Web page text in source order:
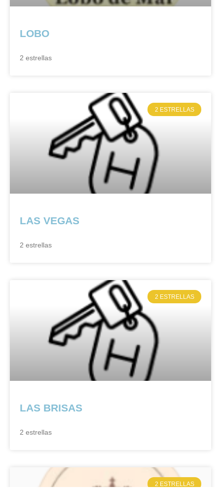
LOBO
2 estrellas
2 ESTRELLAS
LAS VEGAS
2 estrellas
2 ESTRELLAS
LAS BRISAS
2 estrellas
2 ESTRELLAS